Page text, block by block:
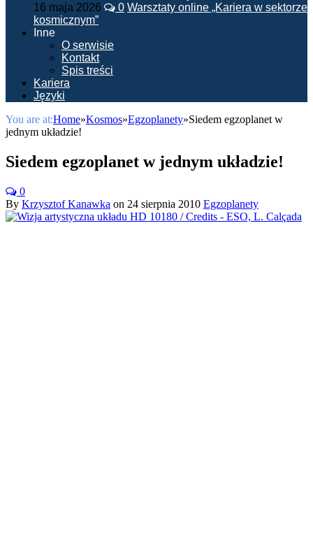
16 maja 2026 0 Warsztaty online „Kariera w sektorze
kosmicznym”
Inne
O serwisie
Kontakt
Spis treści
Kariera
Języki
You are at:Home»Kosmos»Egzoplanety»Siedem egzoplanet w
jednym układzie!
Siedem egzoplanet w jednym układzie!
0
By Krzysztof Kanawka on 24 sierpnia 2010 Egzoplanety